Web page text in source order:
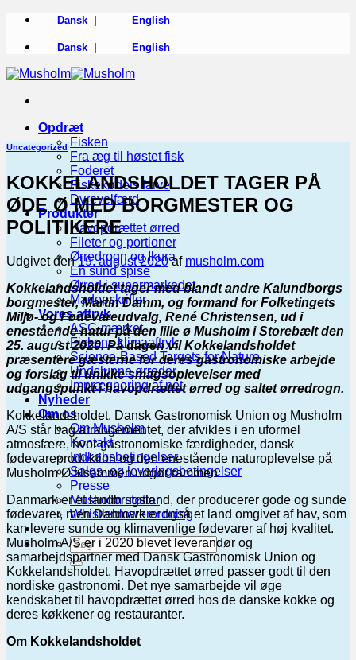
Fortsæt
indhold
Dansk | English
Dansk | English
Opdræt
Fisken
Fra æg til høstet fisk
Foderet
Fiskekødets farve
Dyrevelfærd
Produkter
Havopdrættet ørred
Fileter og portioner
Ørredrogn og Ikura
En sund spise
Ørred i supermarkedet
Madopskrifter
Vores aftryk
ASC-mærket
Fiskens klimaaftryk
Science-Based Targets for Nature
Undslupne ørreder
Imprægnering af net
Nyheder
Om os
Om Musholm
Kontakt
Indkøbsbetingelser
Salgs- og leveringsbetingelser
Presse
Musholm støtter
Whistleblowerordning
Uncategorized
KOKKELANDSHOLDET TAGER PÅ
ØDE Ø MED BORGMESTER OG
POLITIKERE
Udgivet den19. august 2020 af musholm.com
Kokkelandsholdet tager med blandt andre Kalundborgs
borgmester, Martin Damm, og formand for Folketingets
Miljø- og Fødevareudvalg, René Christensen, ud i
enestående natur på den lille ø Musholm i Storebælt den
25. august 2020. På dagen vil Kokkelandsholdet
præsentere gæsterne for deres gastronomiske arbejde
og forslag til unikke smagsoplevelser med
udgangspunkt i havopdrættet ørred og saltet ørredrogn.
Kokkelandsholdet, Dansk Gastronomisk Union og Musholm
A/S står bag arrangementet, der afvikles i en uformel
atmosfære, hvor gastronomiske færdigheder, dansk
fødevareproduktion og den enestående naturoplevelse på
Musholm Ø tilsammen udgør rammen.
Danmark er et landbrugsland, der producerer gode og sunde
fødevarer, men Danmark er også et land omgivet af hav, som
kan levere sunde og klimavenlige fødevarer af høj kvalitet.
Musholm A/S er i 2020 blevet leverandør og
samarbejdspartner med Dansk Gastronomisk Union og
Kokkelandsholdet. Havopdrættet ørred passer godt til den
nordiske gastronomi. Det nye samarbejde vil øge
kendskabet til havopdrættet ørred hos de danske kokke og
deres køkkener og restauranter.
Om Kokkelandsholdet